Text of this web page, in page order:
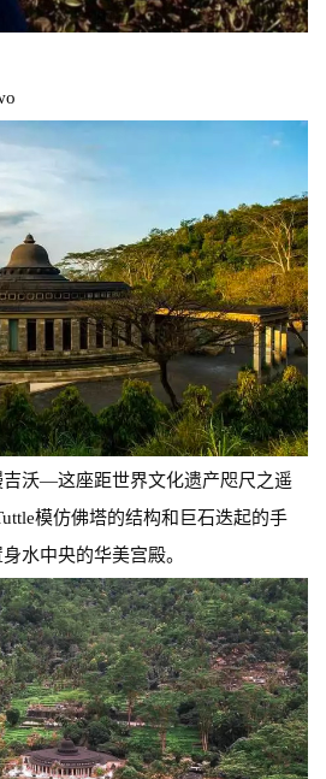
沃—这座距世界文化遗产咫尺之遥
模仿佛塔的结构和巨石迭起的手
水中央的华美宫殿。